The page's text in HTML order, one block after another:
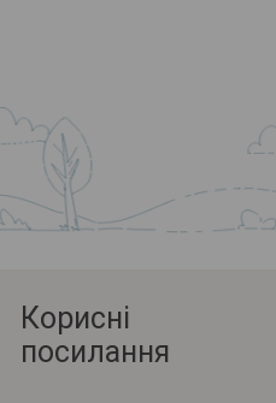
Корисні
посилання